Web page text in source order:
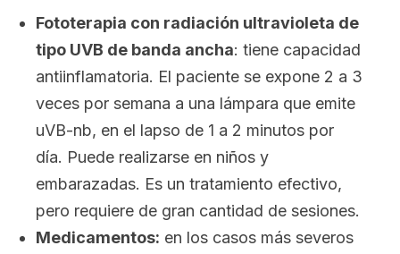
Fototerapia con radiación ultravioleta de
tipo UVB de banda ancha: tiene capacidad
antiinflamatoria. El paciente se expone 2 a 3
veces por semana a una lámpara que emite
uVB-nb, en el lapso de 1 a 2 minutos por
día. Puede realizarse en niños y
embarazadas. Es un tratamiento efectivo,
pero requiere de gran cantidad de sesiones.
Medicamentos: en los casos más severos